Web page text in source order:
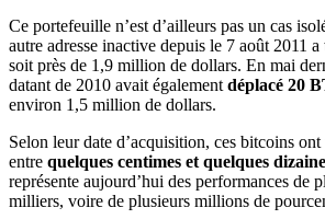
Ce portefeuille n’est d’ailleurs pas un cas
autre adresse inactive depuis le 7 août 2011 a
soit près de 1,9 million de dollars. En mai
datant de 2010 avait également déplacé 20
environ 1,5 million de dollars.
Selon leur date d’acquisition, ces bitcoins ont
entre quelques centimes et quelques
représente aujourd’hui des performances de
milliers, voire de plusieurs millions de